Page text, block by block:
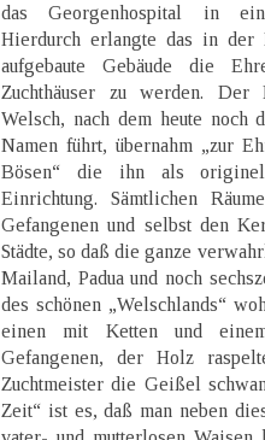
das Georgenhospital in
Hierdurch erlangte das in der
aufgebaute Gebäude die
Zuchthäuser zu werden. Der
Welsch, nach dem heute
Namen führt, übernahm „zur
Bösen“ die ihn als
Einrichtung. Sämtlichen
Gefangenen und selbst den
Städte, so daß die ganze
Mailand, Padua und noch
des schönen „Welschlands“
einen mit Ketten und
Gefangenen, der Holz
Zuchtmeister die Geißel
Zeit“ ist es, daß man neben